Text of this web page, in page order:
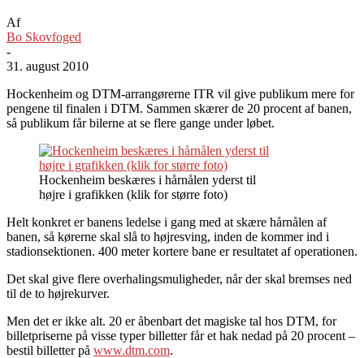
Af
Bo Skovfoged
-
31. august 2010
Hockenheim og DTM-arrangørerne ITR vil give publikum mere for
pengene til finalen i DTM. Sammen skærer de 20 procent af banen,
så publikum får bilerne at se flere gange under løbet.
Hockenheim beskæres i hårnålen yderst til
højre i grafikken (klik for større foto)
Helt konkret er banens ledelse i gang med at skære hårnålen af
banen, så kørerne skal slå to højresving, inden de kommer ind i
stadionsektionen. 400 meter kortere bane er resultatet af operationen.
Det skal give flere overhalingsmuligheder, når der skal bremses ned
til de to højrekurver.
Men det er ikke alt. 20 er åbenbart det magiske tal hos DTM, for
billetpriserne på visse typer billetter får et hak nedad på 20 procent –
bestil billetter på www.dtm.com.